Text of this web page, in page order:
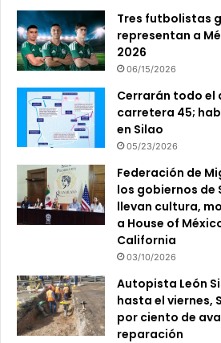
Tres futbolistas
representan a
2026
06/15/2026
Cerrarán todo el
carretera 45;
en Silao
05/23/2026
Federación de
los gobiernos de
llevan cultura,
a House of
California
03/10/2026
Autopista León
hasta el viernes,
por ciento de
reparación